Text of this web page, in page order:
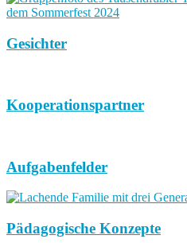
Gesichter
Kooperationspartner
Aufgabenfelder
Pädagogische Konzepte